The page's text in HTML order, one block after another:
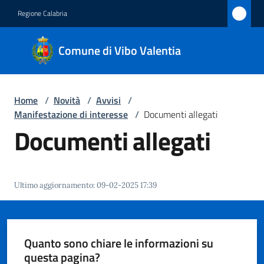
Regione Calabria
Comune di Vibo Valentia
Comune
di Vibo
Valentia
Servizi
Vivere
Vibo
Valentia
Home / Novità / Avvisi /
Manifestazione di interesse / Documenti allegati
Documenti allegati
Ultimo aggiornamento:09-02-2025 17:39
Quanto sono chiare le informazioni su
questa pagina?